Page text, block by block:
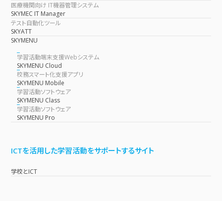
医療機関向け IT機器管理システム
SKYMEC IT Manager
テスト自動化ツール
SKYATT
SKYMENU
学習活動端末支援Webシステム
SKYMENU Cloud
校務スマート化支援アプリ
SKYMENU Mobile
学習活動ソフトウェア
SKYMENU Class
学習活動ソフトウェア
SKYMENU Pro
ICTを活用した学習活動をサポートするサイト
学校とICT